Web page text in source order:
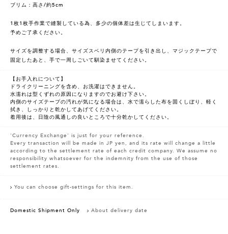
ブリム：高さ/約5cm
1枚1枚手作業で縫製している為、多少の個体差は生じてしまいます。
予めご了承ください。
サイズを調整する場合、サイズスベリ内側のテープを引き出し、マジックテープで
固定したあと、手で一周しごいて馴染ませてください。
【お手入れについて】
ドライクリーニングを含め、お洗濯はできません。
水濡れは型くずれの原因になりますのでお避け下さい。
内側のサイズテープの汚れが気になる場合は、水で濡らした布を固くしぼり、軽く
拭き、しっかりと乾かしてあげてください。
着用後は、日陰の風通しの良いところで十分乾かしてください。
'Currency Exchange' is just for your reference.
Every transaction will be made in JP yen, and its rate will change a little
according to the settlement rate of each credit company. We assume no
responsibility whatsoever for the indemnity from the use of those
settlement rates.
You can choose gift-settings for this item.
Domestic Shipment Only About delivery date